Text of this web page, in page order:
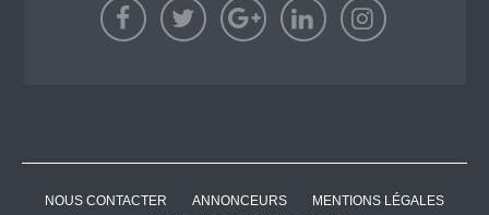
NOUS CONTACTER ANNONCEURS
MENTIONS LÉGALES